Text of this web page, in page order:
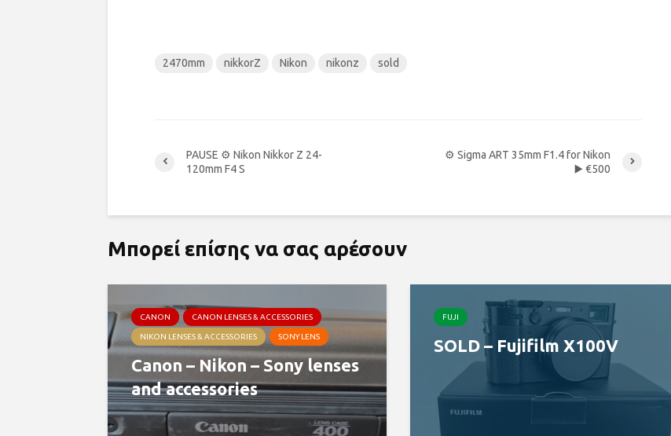
2470mm nikkorZ Nikon nikonz sold
PAUSE ⚙ Nikon Nikkor Z 24-
120mm F4 S
⚙ Sigma ART 35mm F1.4 for Nikon
▶️ €500
Μπορεί επίσης να σας αρέσουν
CANON CANON LENSES & ACCESSORIES
NIKON LENSES & ACCESSORIES SONY LENS
Canon – Nikon – Sony lenses
and accessories
FUJI
SOLD – Fujifilm X100V